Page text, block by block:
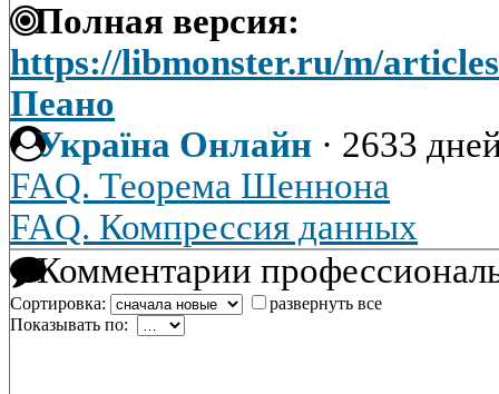
Полная версия:
https://libmonster.ru/m/
Пеано
Україна Онлайн · 2633
FAQ. Теорема Шеннона
FAQ. Компрессия данных
Комментарии
Сортировка:
развернуть все
Показывать по: